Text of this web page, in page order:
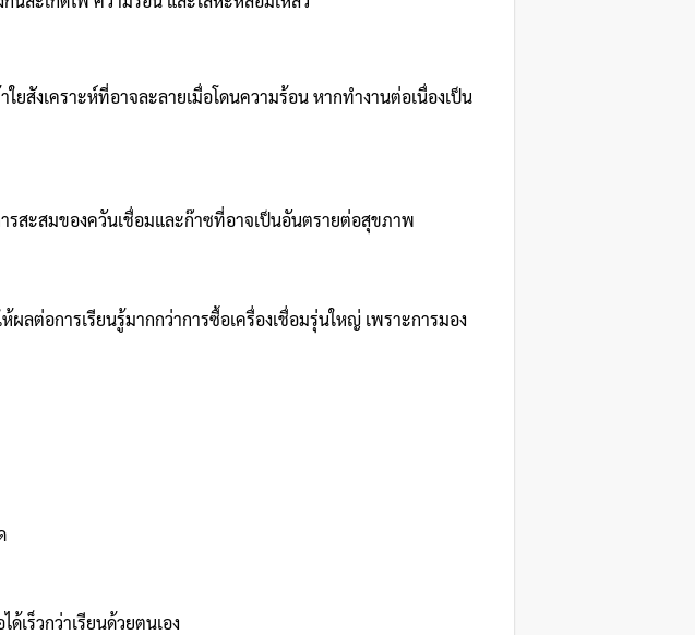
ยสังเคราะห์ที่อาจละลายเมื่อโดนความร้อน หากทำงานต่อเนื่องเป็น
สะสมของควันเชื่อมและก๊าซที่อาจเป็นอันตรายต่อสุขภาพ
ต่อการเรียนรู้มากกว่าการซื้อเครื่องเชื่อมรุ่นใหญ่ เพราะการมอง
ร็วกว่าเรียนด้วยตนเอง